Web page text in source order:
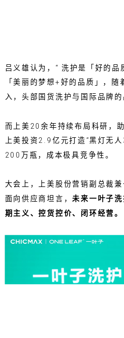
吕义雄认为，“ 洗护是「好的
「美丽的梦想+好的品质」，
入，头部国货洗护与国际品牌
而上美20余年持续布局科研，
上美投资2.9亿元打造“黑灯无
200万瓶，成本极具竞争性。
大会上，上美股份营销副总裁
面向供应商坦言，未来一叶子
期主义、控货控价、闭环经营。